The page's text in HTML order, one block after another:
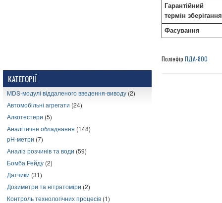
КАТЕГОРІЇ
MDS-модулі віддаленого введення-виводу (2)
Автомобільні агрегати (24)
Алкотестери (5)
Аналітичне обладнання (148)
pH-метри (7)
Аналіз розчинів та води (59)
Бомба Рейду (2)
Датчики (31)
Дозиметри та нітратоміри (2)
Контроль технологічних процесів (1)
Гарантійний
термін зберігання
Фасування
Поліефір ПДА-800